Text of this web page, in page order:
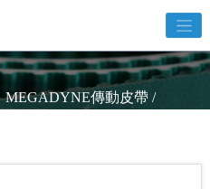
MEGADYNE傳動皮帶 /